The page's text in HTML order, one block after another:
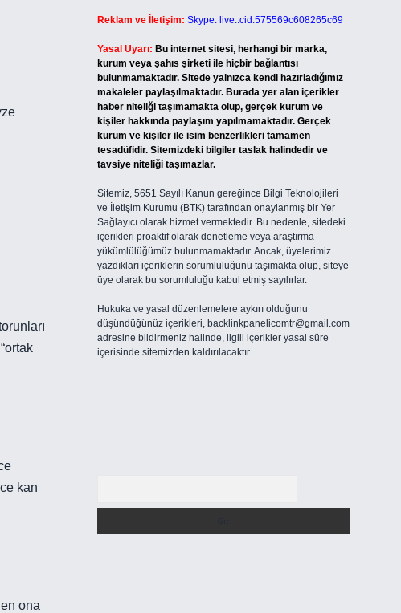
kan
ona
Reklam ve İletişim: Skype: live:.cid.575569c608265c69
Yasal Uyarı: Bu internet sitesi, herhangi bir marka,
kurum veya şahıs şirketi ile hiçbir bağlantısı
bulunmamaktadır. Sitede yalnızca kendi hazırladığımız
makaleler paylaşılmaktadır. Burada yer alan içerikler
haber niteliği taşımamakta olup, gerçek kurum ve
kişiler hakkında paylaşım yapılmamaktadır. Gerçek
kurum ve kişiler ile isim benzerlikleri tamamen
tesadüfidir. Sitemizdeki bilgiler taslak halindedir ve
tavsiye niteliği taşımazlar.
Sitemiz, 5651 Sayılı Kanun gereğince Bilgi Teknolojileri
ve İletişim Kurumu (BTK) tarafından onaylanmış bir Yer
Sağlayıcı olarak hizmet vermektedir. Bu nedenle, sitedeki
içerikleri proaktif olarak denetleme veya araştırma
yükümlülüğümüz bulunmamaktadır. Ancak, üyelerimiz
yazdıkları içeriklerin sorumluluğunu taşımakta olup, siteye
üye olarak bu sorumluluğu kabul etmiş sayılırlar.
Hukuka ve yasal düzenlemelere aykırı olduğunu
düşündüğünüz içerikleri, backlinkpanelicomtr@gmail.com
adresine bildirmeniz halinde, ilgili içerikler yasal süre
içerisinde sitemizden kaldırılacaktır.